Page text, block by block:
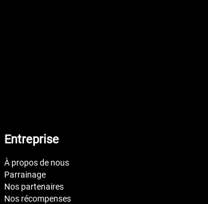
Entreprise
À propos de nous
Parrainage
Nos partenaires
Nos récompenses